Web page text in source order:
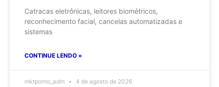
Catracas eletrônicas, leitores biométricos,
reconhecimento facial, cancelas automatizadas e
sistemas
CONTINUE LENDO »
mktponto_adm 4 de agosto de 2026